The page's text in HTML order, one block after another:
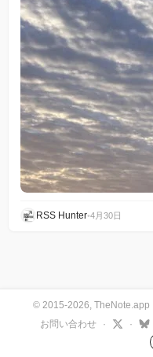
RSS Hunter•4月30日
© 2015-2026, TheNote.app
お問い合わせ
· ·